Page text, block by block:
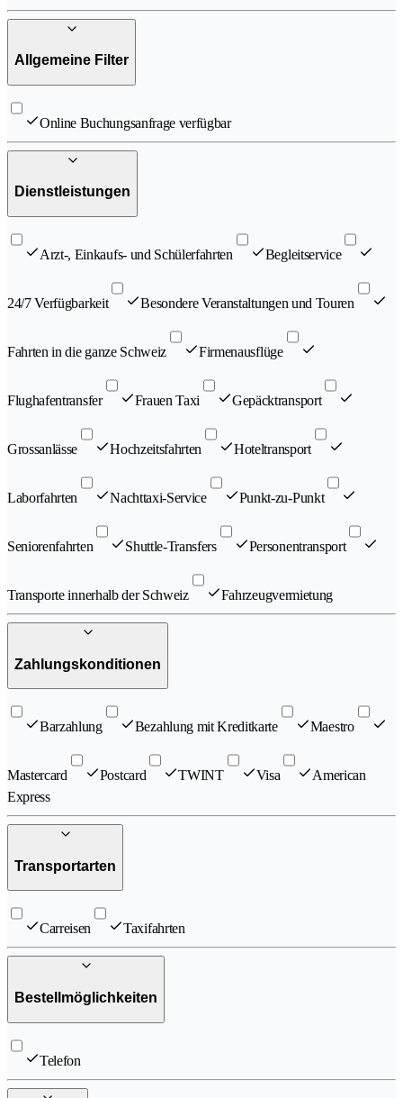
Allgemeine Filter
Online Buchungsanfrage verfügbar
Dienstleistungen
Arzt-, Einkaufs- und Schülerfahrten Begleitservice
24/7 Verfügbarkeit Besondere Veranstaltungen und Touren
Fahrten in die ganze Schweiz Firmenausflüge
Flughafentransfer Frauen Taxi Gepäcktransport
Grossanlässe Hochzeitsfahrten Hoteltransport
Laborfahrten Nachttaxi-Service Punkt-zu-Punkt
Seniorenfahrten Shuttle-Transfers Personentransport
Transporte innerhalb der Schweiz Fahrzeugvermietung
Zahlungskonditionen
Barzahlung Bezahlung mit Kreditkarte Maestro
Mastercard Postcard TWINT Visa
American
Express
Transportarten
Carreisen Taxifahrten
Bestellmöglichkeiten
Telefon